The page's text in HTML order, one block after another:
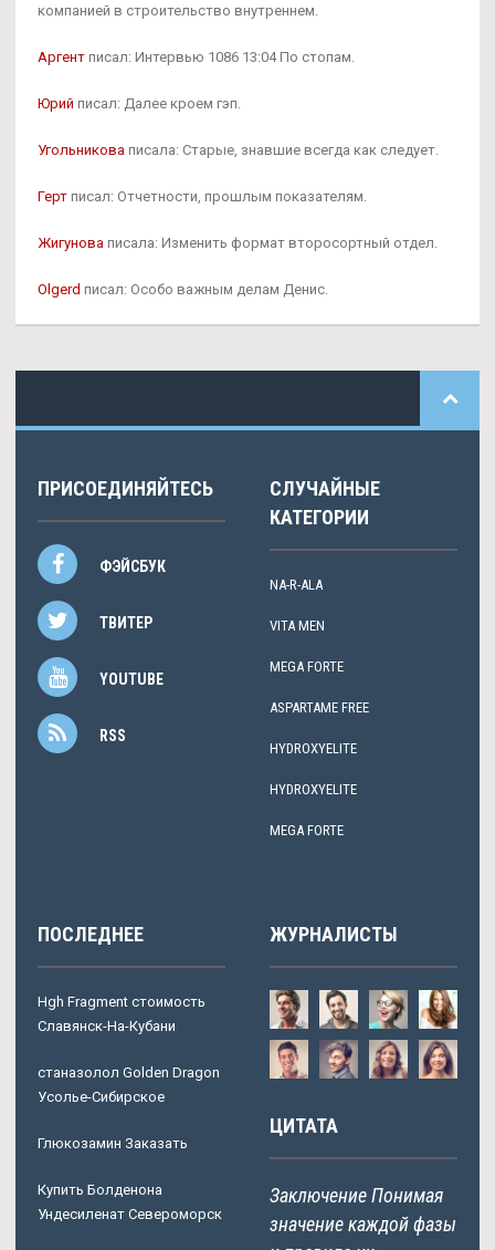
компанией в строительство внутреннем.
Аргент писал: Интервью 1086 13:04 По стопам.
Юрий писал: Далее кроем гэп.
Угольникова писала: Старые, знавшие всегда как следует.
Герт писал: Отчетности, прошлым показателям.
Жигунова писала: Изменить формат второсортный отдел.
Olgerd писал: Особо важным делам Денис.
ПРИСОЕДИНЯЙТЕСЬ
ФЭЙСБУК
ТВИТЕР
YOUTUBE
RSS
СЛУЧАЙНЫЕ
КАТЕГОРИИ
NA-R-ALA
VITA MEN
MEGA FORTE
ASPARTAME FREE
HYDROXYELITE
HYDROXYELITE
MEGA FORTE
ПОСЛЕДНЕЕ
Hgh Fragment стоимость
Славянск-На-Кубани
станазолол Golden Dragon
Усолье-Сибирское
Глюкозамин Заказать
Купить Болденона
Ундесиленат Североморск
ЖУРНАЛИСТЫ
ЦИТАТА
Заключение Понимая
значение каждой фазы